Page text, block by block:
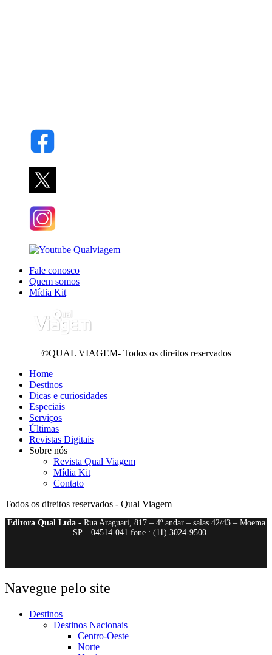
Fale conosco
Quem somos
Mídia Kit
©QUAL VIAGEM- Todos os direitos reservados
Home
Destinos
Dicas e curiosidades
Especiais
Serviços
Últimas
Revistas Digitais
Sobre nós
Revista Qual Viagem
Mídia Kit
Contato
Todos os direitos reservados - Qual Viagem
Editora Qual Ltda- Rua Araguari, 817 – 4º andar – salas 42/43 – Moema
– SP – 04514-041 fone : (11) 3024-9500
Navegue pelo site
Destinos
Destinos Nacionais
Centro-Oeste
Norte